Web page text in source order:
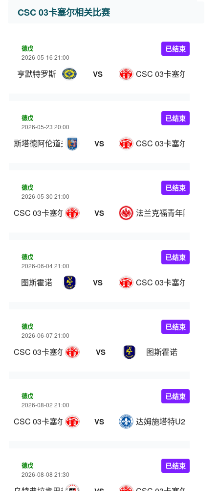
CSC 03卡塞尔相关比赛
德戊
2026-05-16 21:00
亨默特罗斯 VS CSC 03卡塞尔
已结束
德戊
2026-05-23 20:00
斯塔德阿伦道夫 VS CSC 03卡塞尔
已结束
德戊
2026-05-30 21:00
CSC 03卡塞尔 VS 法兰克福青年队
已结束
德戊
2026-06-04 21:00
图斯霍诺 VS CSC 03卡塞尔
已结束
德戊
2026-06-07 21:00
CSC 03卡塞尔 VS 图斯霍诺
已结束
德戊
2026-08-02 21:00
CSC 03卡塞尔 VS 达姆施塔特U21
已结束
德戊
2026-08-08 21:30
已结束